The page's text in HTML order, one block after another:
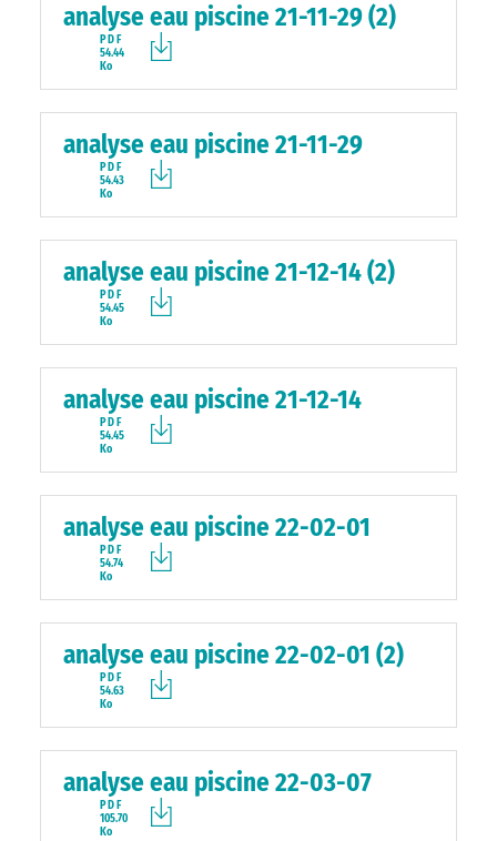
analyse eau piscine 21-11-29 (2)
PDF
54.44
Ko
analyse eau piscine 21-11-29
PDF
54.43
Ko
analyse eau piscine 21-12-14 (2)
PDF
54.45
Ko
analyse eau piscine 21-12-14
PDF
54.45
Ko
analyse eau piscine 22-02-01
PDF
54.74
Ko
analyse eau piscine 22-02-01 (2)
PDF
54.63
Ko
analyse eau piscine 22-03-07
PDF
105.70
Ko